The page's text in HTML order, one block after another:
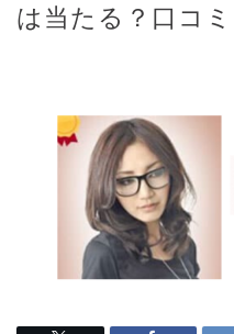
は当たる？口コ